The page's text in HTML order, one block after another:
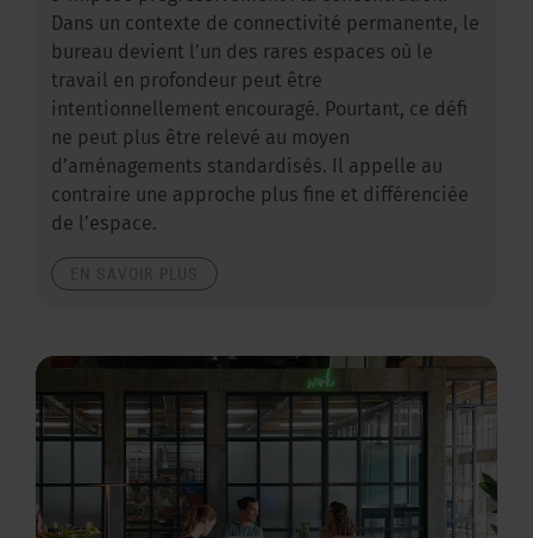
Dans un contexte de connectivité permanente, le
bureau devient l’un des rares espaces où le
travail en profondeur peut être
intentionnellement encouragé. Pourtant, ce défi
ne peut plus être relevé au moyen
d’aménagements standardisés. Il appelle au
contraire une approche plus fine et différenciée
de l’espace.